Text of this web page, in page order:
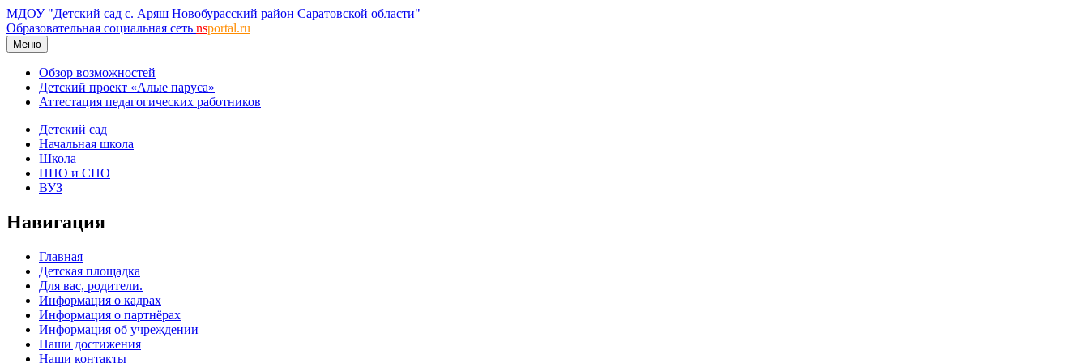
МДОУ "Детский сад с. Аряш Новобурасский район Саратовской области"
Образовательная социальная сеть nsportal.ru
Меню
Обзор возможностей
Детский проект «Алые паруса»
Аттестация педагогических работников
Детский сад
Начальная школа
Школа
НПО и СПО
ВУЗ
Навигация
Главная
Детская площадка
Для вас, родители.
Информация о кадрах
Информация о партнёрах
Информация об учреждении
Наши достижения
Наши контакты